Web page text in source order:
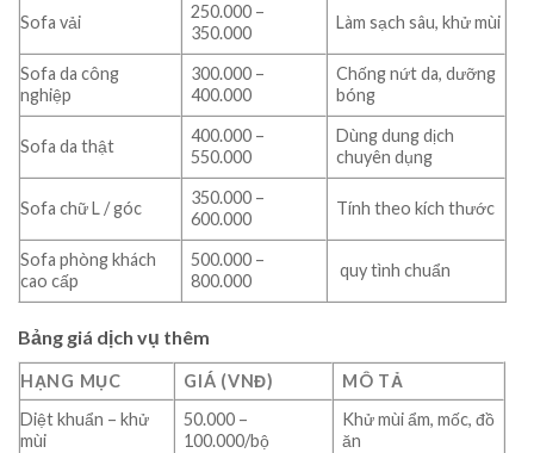
Sofa vải
250.000 –
350.000
Làm sạch sâu, khử mùi
Sofa da công
nghiệp
300.000 –
400.000
Chống nứt da, dưỡng
bóng
Sofa da thật
400.000 –
550.000
Dùng dung dịch
chuyên dụng
Sofa chữ L / góc
350.000 –
600.000
Tính theo kích thước
Sofa phòng khách
cao cấp
500.000 –
800.000
quy tình chuẩn
Bảng giá dịch vụ thêm
HẠNG MỤC GIÁ (VNĐ)
MÔ TẢ
Diệt khuẩn – khử
mùi
50.000 –
100.000/bộ
Khử mùi ẩm, mốc, đồ
ăn